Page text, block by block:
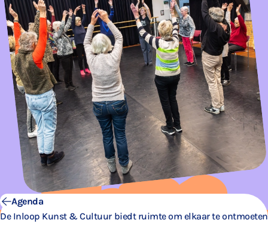
Agenda
De Inloop Kunst & Cultuur biedt ruimte om elkaar te ontmoeten